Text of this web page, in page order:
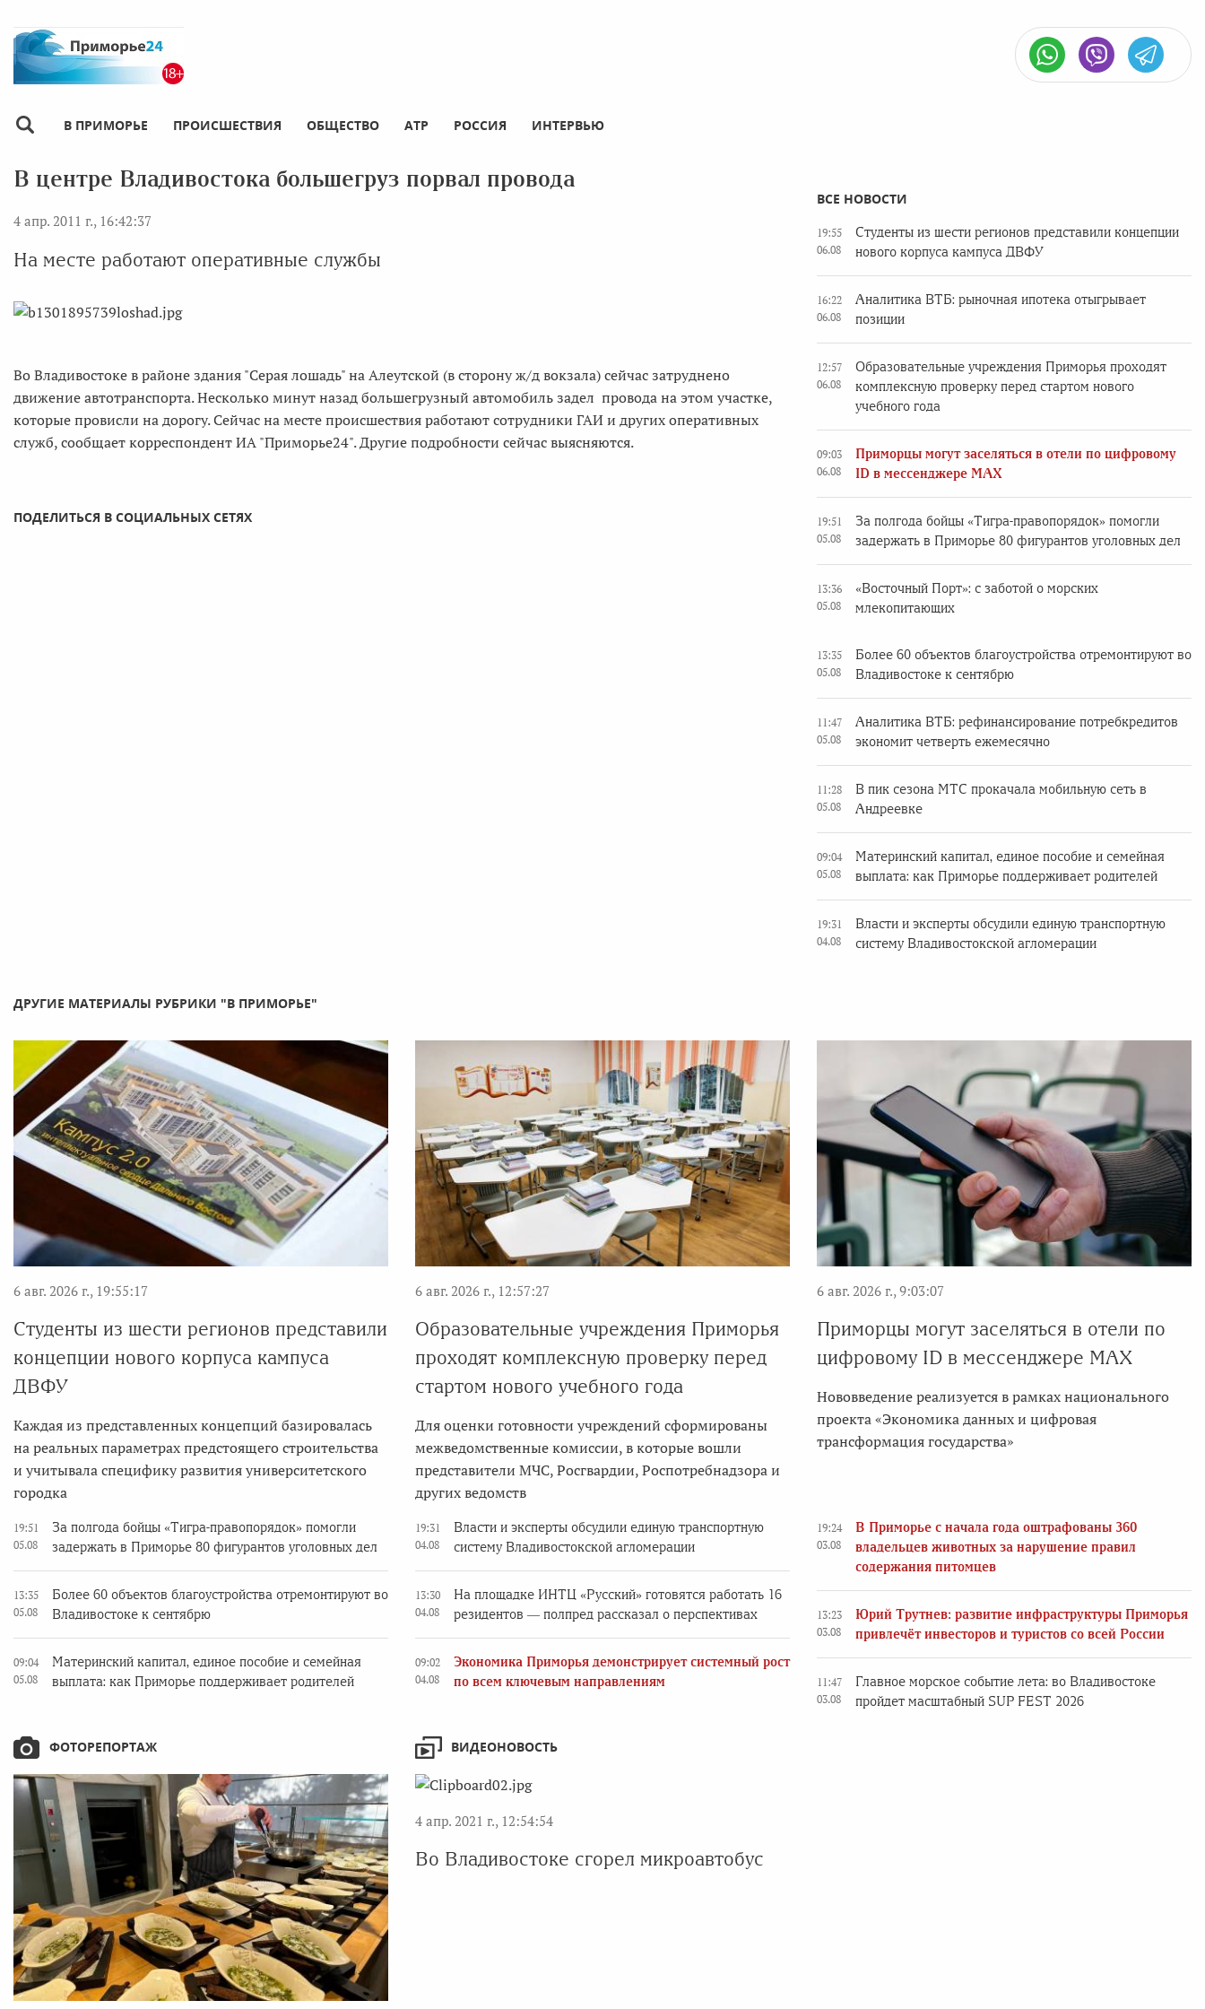
В ПРИМОРЬЕ ПРОИСШЕСТВИЯ ОБЩЕСТВО АТР РОССИЯ ИНТЕРВЬЮ
В центре Владивостока большегруз порвал провода
4 апр. 2011 г., 16:42:37
На месте работают оперативные службы
Во Владивостоке в районе здания "Серая лошадь" на Алеутской (в сторону ж/д вокзала) сейчас затруднено
движение автотранспорта. Несколько минут назад большегрузный автомобиль задел провода на этом участке,
которые провисли на дорогу. Сейчас на месте происшествия работают сотрудники ГАИ и других оперативных
служб, сообщает корреспондент ИА "Приморье24". Другие подробности сейчас выясняются.
ПОДЕЛИТЬСЯ В СОЦИАЛЬНЫХ СЕТЯХ
ВСЕ НОВОСТИ
19:55
06.08
Студенты из шести регионов представили концепции
нового корпуса кампуса ДВФУ
16:22
06.08
Аналитика ВТБ: рыночная ипотека отыгрывает
позиции
12:57
06.08
Образовательные учреждения Приморья проходят
комплексную проверку перед стартом нового
учебного года
09:03
06.08
Приморцы могут заселяться в отели по цифровому
ID в мессенджере MAX
19:51
05.08
За полгода бойцы «Тигра-правопорядок» помогли
задержать в Приморье 80 фигурантов уголовных дел
13:36
05.08
«Восточный Порт»: с заботой о морских
млекопитающих
13:35
05.08
Более 60 объектов благоустройства отремонтируют во
Владивостоке к сентябрю
11:47
05.08
Аналитика ВТБ: рефинансирование потребкредитов
экономит четверть ежемесячно
11:28
05.08
В пик сезона МТС прокачала мобильную сеть в
Андреевке
09:04
05.08
Материнский капитал, единое пособие и семейная
выплата: как Приморье поддерживает родителей
19:31
04.08
Власти и эксперты обсудили единую транспортную
систему Владивостокской агломерации
ДРУГИЕ МАТЕРИАЛЫ РУБРИКИ "В ПРИМОРЬЕ"
6 авг. 2026 г., 19:55:17
Студенты из шести регионов представили
концепции нового корпуса кампуса
ДВФУ
Каждая из представленных концепций базировалась
на реальных параметрах предстоящего строительства
и учитывала специфику развития университетского
городка
6 авг. 2026 г., 12:57:27
Образовательные учреждения Приморья
проходят комплексную проверку перед
стартом нового учебного года
Для оценки готовности учреждений сформированы
межведомственные комиссии, в которые вошли
представители МЧС, Росгвардии, Роспотребнадзора и
других ведомств
6 авг. 2026 г., 9:03:07
Приморцы могут заселяться в отели по
цифровому ID в мессенджере MAX
Нововведение реализуется в рамках национального
проекта «Экономика данных и цифровая
трансформация государства»
19:51
05.08
За полгода бойцы «Тигра-правопорядок» помогли
задержать в Приморье 80 фигурантов уголовных дел
13:35
05.08
Более 60 объектов благоустройства отремонтируют во
Владивостоке к сентябрю
09:04
05.08
Материнский капитал, единое пособие и семейная
выплата: как Приморье поддерживает родителей
19:31
04.08
Власти и эксперты обсудили единую транспортную
систему Владивостокской агломерации
13:30
04.08
На площадке ИНТЦ «Русский» готовятся работать 16
резидентов — полпред рассказал о перспективах
09:02
04.08
Экономика Приморья демонстрирует системный рост
по всем ключевым направлениям
19:24
03.08
В Приморье с начала года оштрафованы 360
владельцев животных за нарушение правил
содержания питомцев
13:23
03.08
Юрий Трутнев: развитие инфраструктуры Приморья
привлечёт инвесторов и туристов со всей России
11:47
03.08
Главное морское событие лета: во Владивостоке
пройдет масштабный SUP FEST 2026
ФОТОРЕПОРТАЖ ВИДЕОНОВОСТЬ
4 апр. 2021 г., 12:54:54
Во Владивостоке сгорел микроавтобус